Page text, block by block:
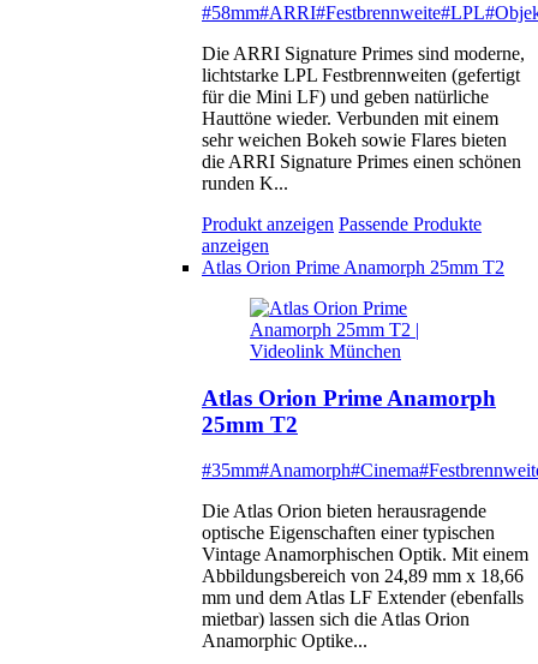
#58mm#ARRI#Festbrennweite#LPL
Die ARRI Signature Primes sind moderne,
lichtstarke LPL Festbrennweiten (gefertigt
für die Mini LF) und geben natürliche
Hauttöne wieder. Verbunden mit einem
sehr weichen Bokeh sowie Flares bieten
die ARRI Signature Primes einen schönen
runden K...
Produkt anzeigen Passende Produkte
anzeigen
Atlas Orion Prime Anamorph 25mm T2
Atlas Orion Prime Anamorph
25mm T2
#35mm#Anamorph#Cinema
Die Atlas Orion bieten herausragende
optische Eigenschaften einer typischen
Vintage Anamorphischen Optik. Mit einem
Abbildungsbereich von 24,89 mm x 18,66
mm und dem Atlas LF Extender (ebenfalls
mietbar) lassen sich die Atlas Orion
Anamorphic Optike...